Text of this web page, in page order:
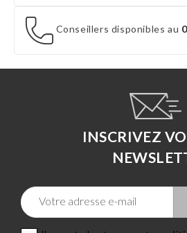
Conseillers disponibles au
INSCRIVEZ